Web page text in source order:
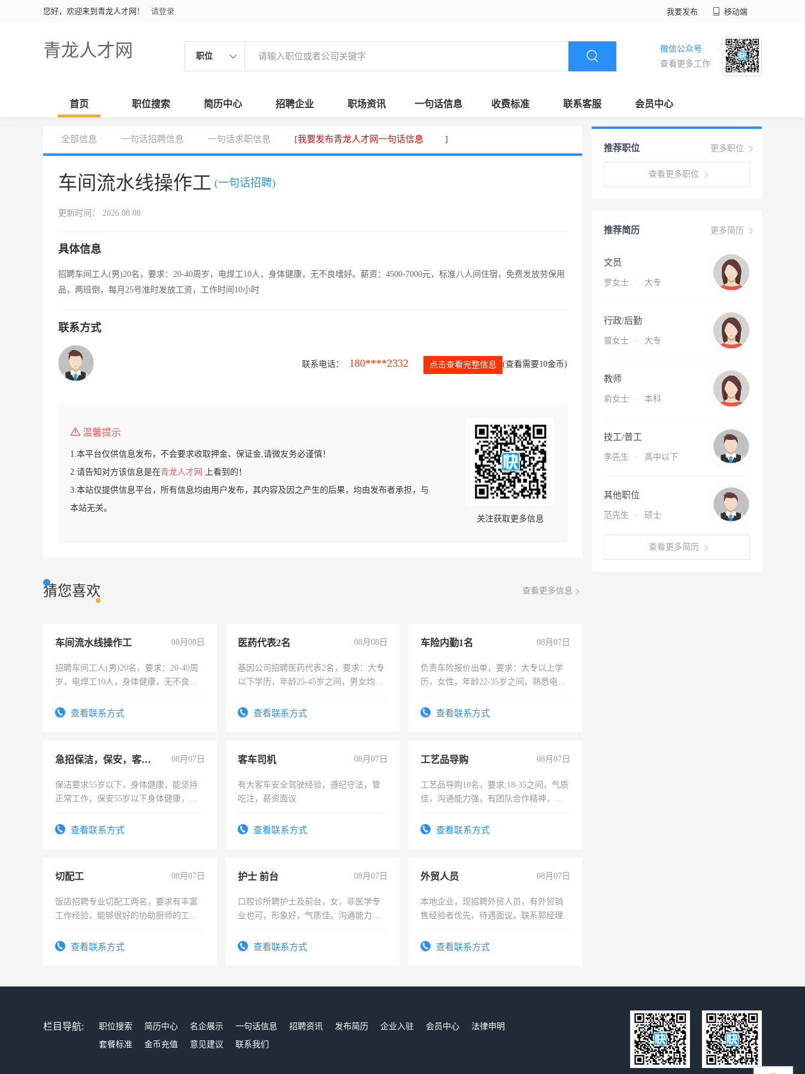
您好，欢迎来到青龙人才网！ 请登录 我要发布 移动端
青龙人才网 职位
微信公众号
查看更多工作
首页 职位搜索 简历中心 招聘企业 职场资讯 一句话信息 收费标准 联系客服 会员中心
全部信息 一句话招聘信息 一句话求职信息 [我要发布青龙人才网一句话信息 ]
车间流水线操作工 (一句话招聘)
更新时间： 2026.08.08
具体信息
招聘车间工人(男)20名，要求：20-40周岁，电焊工10人，身体健康，无不良嗜好。薪资：4500-7000元，标准八人间住宿，免费发放劳保用
品，两班倒，每月25号准时发放工资，工作时间10小时
联系方式
联系电话： 180****2332 点击查看完整信息 (查看需要10金币)
温馨提示
1.本平台仅供信息发布，不会要求收取押金、保证金,请微友务必谨慎！
2.请告知对方该信息是在青龙人才网
上看到的！
3.本站仅提供信息平台，所有信息均由用户发布，其内容及因之产生的后果，均由发布者承担，与
本站无关。
关注获取更多信息
猜您喜欢 查看更多信息
车间流水线操作工 08月08日
招聘车间工人(男)20名，要求：20-40周
岁，电焊工10人，身体健康，无不良嗜
宿，免费发放劳保用品，两班倒，每月
查看联系方式
医药代表2名 08月08日
基因公司招聘医药代表2名，要求：大专
以下学历，年龄25-45岁之间，男女均
表或者有医学资质的优先，底薪+绩效，
查看联系方式
车险内勤1名 08月07日
负责车险报价出单，要求：大专以上学
历，女性，年龄22-35岁之间，熟悉电脑
试用期1-3个月，转正后交纳五险，
查看联系方式
急招保洁，保安，客服，工程 08月07日
保洁要求55岁以下，身体健康，能坚持
正常工作，保安55岁以下身体健康，有
录，客服要求45岁以下高中以上文化，
查看联系方式
客车司机 08月07日
有大客车安全驾驶经验，遵纪守法，管
吃注，薪资面议
查看联系方式
工艺品导购 08月07日
工艺品导购10名，要求;18-35之间，气质
佳，沟通能力强，有团队合作精神，有
查看联系方式
切配工 08月07日
饭店招聘专业切配工两名，要求有丰富
工作经验，能够很好的协助厨师的工
4500。查看联系方式
护士 前台 08月07日
口腔诊所聘护士及前台，女，非医学专
业也可，形象好，气质佳，沟通能力
查看联系方式
外贸人员 08月07日
本地企业，现招聘外贸人员，有外贸销
售经验者优先，待遇面议。联系郭经理
查看联系方式
更多职位
推荐职位
查看更多职位
更多简历
推荐简历
文员
罗女士 · 大专
行政/后勤
曾女士 · 大专
教师
俞女士 · 本科
技工/普工
李先生 · 高中以下
其他职位
范先生 · 硕士
查看更多简历
栏目导航: 职位搜索 简历中心 名企展示 一句话信息 招聘资讯 发布简历 企业入驻 会员中心
法律申明
套餐标准
金币充值 意见建议 联系我们